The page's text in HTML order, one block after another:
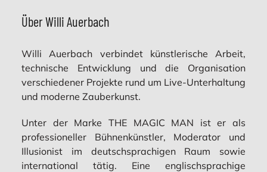
Über Willi Auerbach
Willi Auerbach verbindet künstlerische Arbeit,
technische Entwicklung und die Organisation
verschiedener Projekte rund um Live-Unterhaltung
und moderne Zauberkunst.
Unter der Marke THE MAGIC MAN ist er als
professioneller Bühnenkünstler, Moderator und
Illusionist im deutschsprachigen Raum sowie
international tätig. Eine englischsprachige